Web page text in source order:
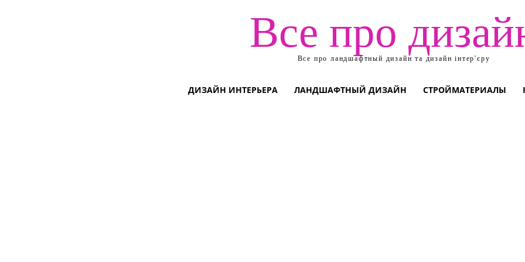
Все про
Все про ландшафтный дизайн та дизайн інтер'єру
ДИЗАЙН ИНТЕРЬЕРА ЛАНДШАФТНЫЙ ДИЗАЙН СТРОЙМАТЕРИАЛЫ